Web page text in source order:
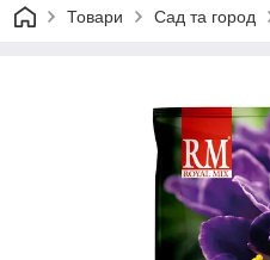
Товари Сад та город